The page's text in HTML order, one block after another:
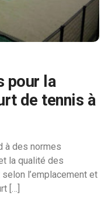
pour la
de tennis à
à des normes
la qualité des
l’emplacement et
[…]